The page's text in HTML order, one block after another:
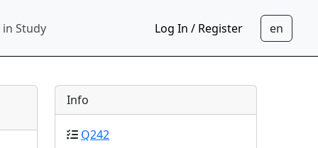
in Study Log In / Register
Info
Q242